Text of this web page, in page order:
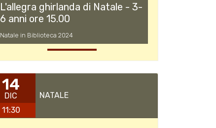
L'allegra ghirlanda di Natale - 3-
6 anni ore 15.00
Natale in Biblioteca 2024
14
DIC
11:30
NATALE